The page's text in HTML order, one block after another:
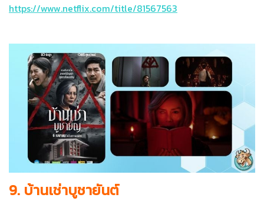
https://www.netflix.com/title/81567563
9. บ้านเช่าบูชายันต์